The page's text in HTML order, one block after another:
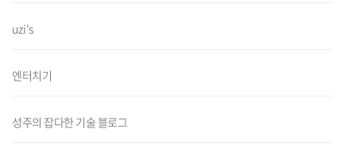
uzi's
엔터치기
성주의 잡다한 기술 블로그